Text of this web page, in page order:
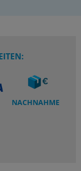
NACHNAHME